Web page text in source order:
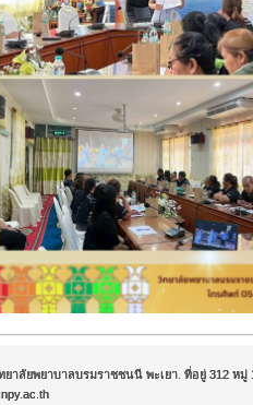
าลัยพยาบาลบรมราชชนนี พะเยา. ที่อยู่ 312 หมู่